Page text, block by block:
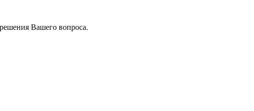
Вашего вопроса.